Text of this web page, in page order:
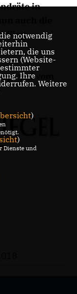
in
auch die
Sieg
vom
notwendig
die uns
(Website-
Ihre
Weitere
)
)
Dienste und